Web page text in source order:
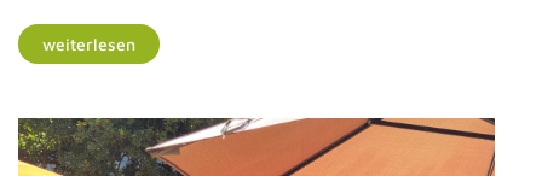
weiterlesen